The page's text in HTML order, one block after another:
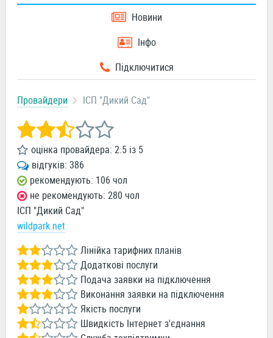
Новини
Інфо
Підключитися
Провайдери ІСП "Дикий Сад"
оцінка провайдера: 2.5 із 5
відгуків: 386
рекомендують: 106 чол
не рекомендують: 280 чол
ІСП "Дикий Сад"
wildpark.net
Лінійка тарифних планів
Додаткові послуги
Подача заявки на підключення
Виконання заявки на підключення
Якість послуги
Швидкість Інтернет з'єднання